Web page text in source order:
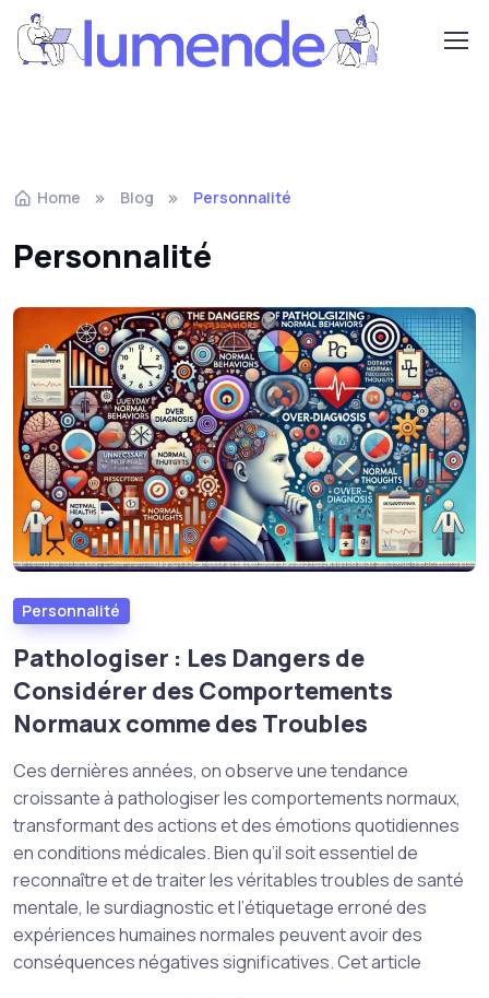
Home Blog Personnalité
Personnalité
Personnalité
Pathologiser : Les Dangers de
Considérer des Comportements
Normaux comme des Troubles
Ces dernières années, on observe une tendance
croissante à pathologiser les comportements normaux,
transformant des actions et des émotions quotidiennes
en conditions médicales. Bien qu’il soit essentiel de
reconnaître et de traiter les véritables troubles de santé
mentale, le surdiagnostic et l’étiquetage erroné des
expériences humaines normales peuvent avoir des
conséquences négatives significatives. Cet article